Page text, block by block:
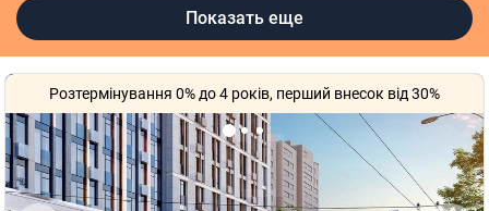
ЖК Русановская Гавань
ЖК Maxima Residence ЖК Lucky Land
ЖК Синергия Киев ЖК Файна Таун
Показать еще
Розтермінування 0% до 4 років, перший внесок від 30%